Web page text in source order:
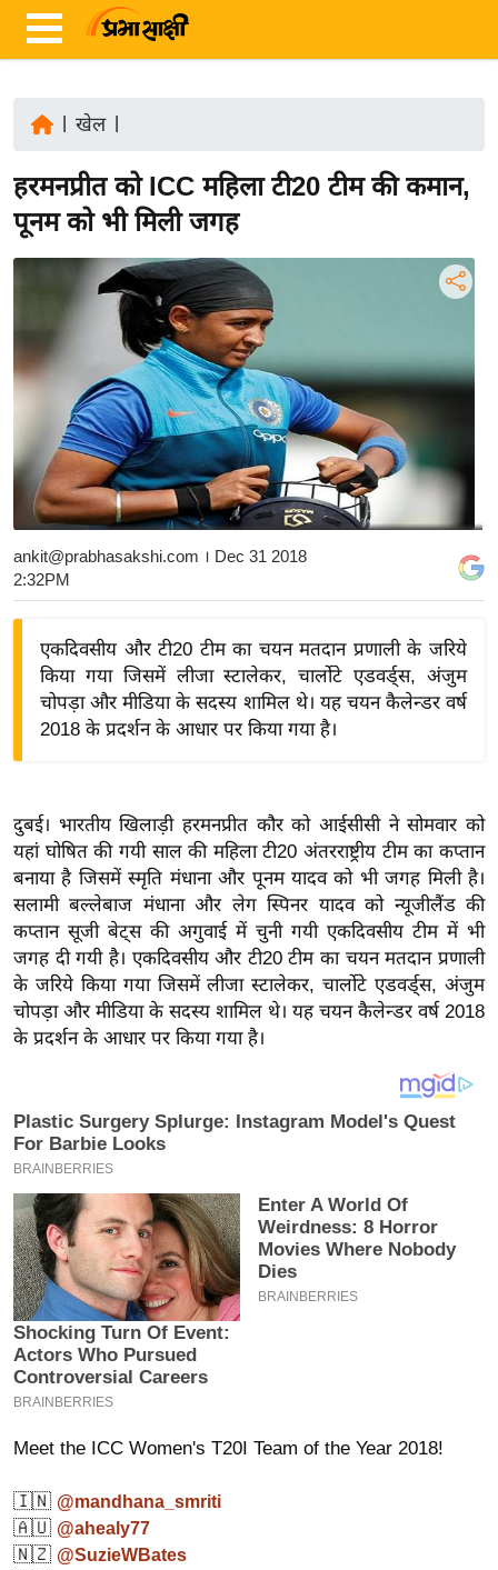
ज़ा
ख
ब
र
ष्ट्री
य
त
र्रा
ष्ट्री
य
बि
ज़
द्यो
त
वि
शे
ष
ज्ञ
रा
य
ब
खे
ल
क्रि
के
ट
I
P
L
2
0
6
क्रा
इ
म
खेल|
हरमनप्रीत को ICC महिला टी20 टीम की कमान,
पूनम को भी मिली जगह
ankit@prabhasakshi.com । Dec 31 2018
2:32PM
एकदिवसीय और टी20 टीम का चयन मतदान प्रणाली के जरिये
किया गया जिसमें लीजा स्टालेकर, चार्लोटे एडवर्ड्स, अंजुम
चोपड़ा और मीडिया के सदस्य शामिल थे। यह चयन कैलेन्डर वर्ष
2018 के प्रदर्शन के आधार पर किया गया है।
दुबई। भारतीय खिलाड़ी हरमनप्रीत कौर को आईसीसी ने सोमवार को
यहां घोषित की गयी साल की महिला टी20 अंतरराष्ट्रीय टीम का कप्तान
बनाया है जिसमें स्मृति मंधाना और पूनम यादव को भी जगह मिली है।
सलामी बल्लेबाज मंधाना और लेग स्पिनर यादव को न्यूजीलैंड की
कप्तान सूजी बेट्स की अगुवाई में चुनी गयी एकदिवसीय टीम में भी
जगह दी गयी है। एकदिवसीय और टी20 टीम का चयन मतदान प्रणाली
के जरिये किया गया जिसमें लीजा स्टालेकर, चार्लोटे एडवर्ड्स, अंजुम
चोपड़ा और मीडिया के सदस्य शामिल थे। यह चयन कैलेन्डर वर्ष 2018
के प्रदर्शन के आधार पर किया गया है।
Meet the ICC Women's T20I Team of the Year 2018!
🇮🇳 @mandhana_smriti
🇦🇺 @ahealy77
🇳🇿 @SuzieWBates